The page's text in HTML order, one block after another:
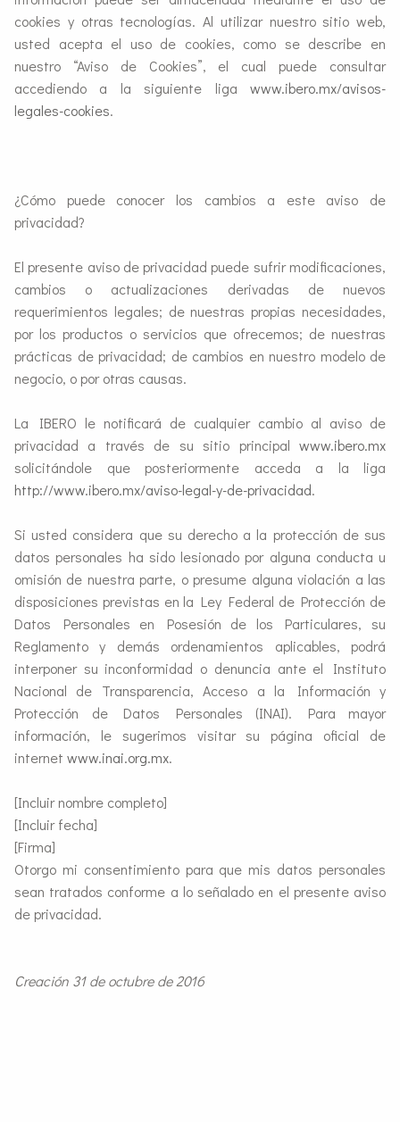
cookies y otras tecnologías. Al utilizar nuestro sitio web,
usted acepta el uso de cookies, como se describe en
nuestro “Aviso de Cookies”, el cual puede consultar
accediendo a la siguiente liga www.ibero.mx/avisos-
legales-cookies.
¿Cómo puede conocer los cambios a este aviso de
privacidad?
El presente aviso de privacidad puede sufrir modificaciones,
cambios o actualizaciones derivadas de nuevos
requerimientos legales; de nuestras propias necesidades,
por los productos o servicios que ofrecemos; de nuestras
prácticas de privacidad; de cambios en nuestro modelo de
negocio, o por otras causas.
La IBERO le notificará de cualquier cambio al aviso de
privacidad a través de su sitio principal www.ibero.mx
solicitándole que posteriormente acceda a la liga
http://www.ibero.mx/aviso-legal-y-de-privacidad.
Si usted considera que su derecho a la protección de sus
datos personales ha sido lesionado por alguna conducta u
omisión de nuestra parte, o presume alguna violación a las
disposiciones previstas en la Ley Federal de Protección de
Datos Personales en Posesión de los Particulares, su
Reglamento y demás ordenamientos aplicables, podrá
interponer su inconformidad o denuncia ante el Instituto
Nacional de Transparencia, Acceso a la Información y
Protección de Datos Personales (INAI). Para mayor
información, le sugerimos visitar su página oficial de
internet www.inai.org.mx.
[Incluir nombre completo]
[Incluir fecha]
[Firma]
Otorgo mi consentimiento para que mis datos personales
sean tratados conforme a lo señalado en el presente aviso
de privacidad.
Creación 31 de octubre de 2016